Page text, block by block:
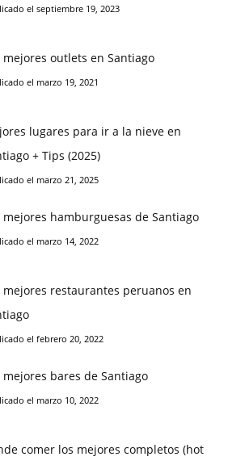
el septiembre 19, 2023
mejores outlets en Santiago
el marzo 19, 2021
lugares para ir a la nieve en
+ Tips (2025)
el marzo 21, 2025
mejores hamburguesas de Santiago
el marzo 14, 2022
mejores restaurantes peruanos en
el febrero 20, 2022
mejores bares de Santiago
el marzo 10, 2022
comer los mejores completos (hot